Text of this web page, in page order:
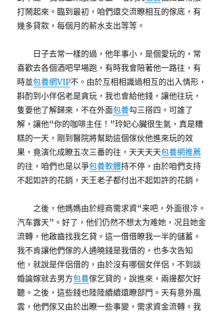
打鬧起來。臨到最初，咱們還交流瞭相互的傢底，有
幾多貸款，每個月的薪水支出等等。
日子去常一樣的過，他年事小，是個愛玩的，常
喜歡去各個酒吧早場跑，有時我會陪著他一路往，有
時並包養網VIP不。由於互相相識過相互的出入情形，
斟酌到小伴侶老是貪玩，我也會給他錢，讓他往玩，
隻要他了解歸來，不在外面包養勾三搭四。可誰了
解，讓他“你的咖啡主任！”玲妃心臟很生氣，真是糟
糕的一天，剛到醫院將幫助這個傢伙他進來玩的效
果，竟演化成瞭五次三番的往，天天天天包養網推薦
的往，咱們也是以爭包養軟體持不停，由於咱們支持
不起如許的花銷，天王老子都付出不起如許的花銷。
之後，他媽媽由於經商需求資“来吧，外面很冷。
汽车露天”。好了，他们仍然不想太为难她，况且她金
流轉，他啟齒找我乞貸。這一借借瞭我一半的儲蓄。
我不肯讓他們傢的人通曉錢是我借的，也多次告知
他，就說是伴侶借的，由於沒有哪個女伴侶，不到談
婚論嫁就去男方包養傢乞貸的，說進來，兩邊都欠好
聽。之後，這些錢也陸陸續續還瞭部門。天有意外風
雲，他們傢又由於出瞭一些事變，需求資金流轉。我